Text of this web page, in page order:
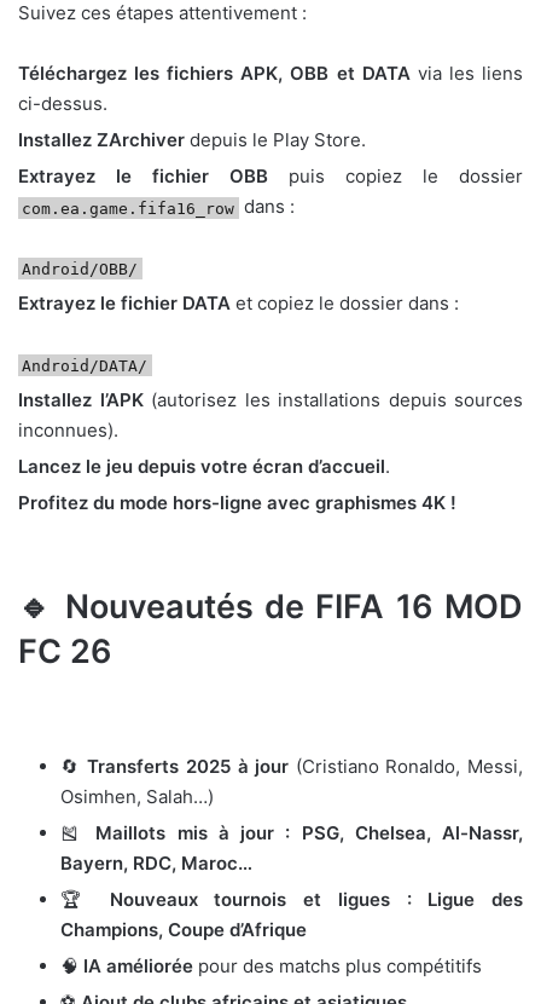
Suivez ces étapes attentivement :
Téléchargez les fichiers APK, OBB et DATAvia les liens
ci-dessus.
Installez ZArchiver depuis le Play Store.
Extrayez le fichier OBB puis copiez le dossier
com.ea.game.fifa16_row dans :
Android/OBB/
Extrayez le fichier DATA et copiez le dossier dans :
Android/DATA/
Installez l’APK(autorisez les installations depuis sources
inconnues).
Lancez le jeu depuis votre écran d’accueil.
Profitez du mode hors-ligne avec graphismes 4K !
🔹 Nouveautés de FIFA 16 MOD
FC 26
🔄Transferts 2025 à jour (Cristiano Ronaldo, Messi,
Osimhen, Salah…)
🎽 Maillots mis à jour : PSG, Chelsea, Al-Nassr,
Bayern, RDC, Maroc…
🏆 Nouveaux tournois et ligues : Ligue des
Champions, Coupe d’Afrique
🧠 IA améliorée pour des matchs plus compétitifs